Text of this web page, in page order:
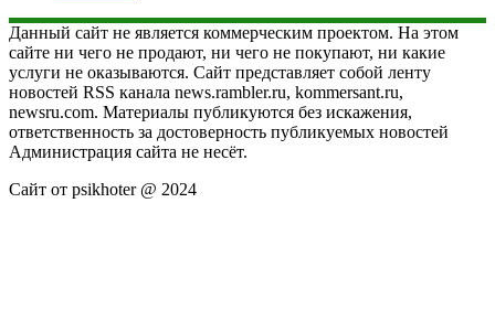
Данный сайт не является коммерческим проектом. На этом
сайте ни чего не продают, ни чего не покупают, ни какие
услуги не оказываются. Сайт представляет собой ленту
новостей RSS канала news.rambler.ru, kommersant.ru,
newsru.com. Материалы публикуются без искажения,
ответственность за достоверность публикуемых новостей
Администрация сайта не несёт.
Сайт от psikhoter @ 2024